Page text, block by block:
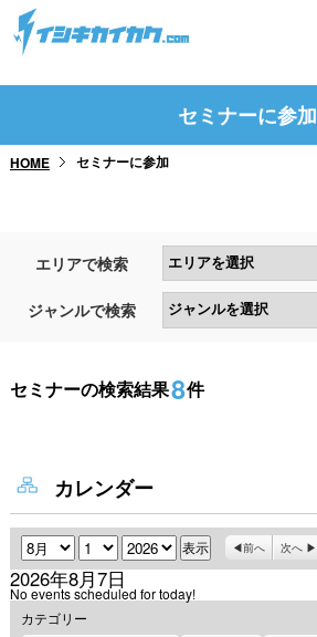
トップページ
研修・ツアーに参加
セミナーに参加
HOME セミナーに参加
エリアで検索
ジャンルで検索
セミナーの検索結果8件
カレンダー
月 日 年 前へ 次へ
2026年8月7日
No events scheduled for today!
カテゴリー